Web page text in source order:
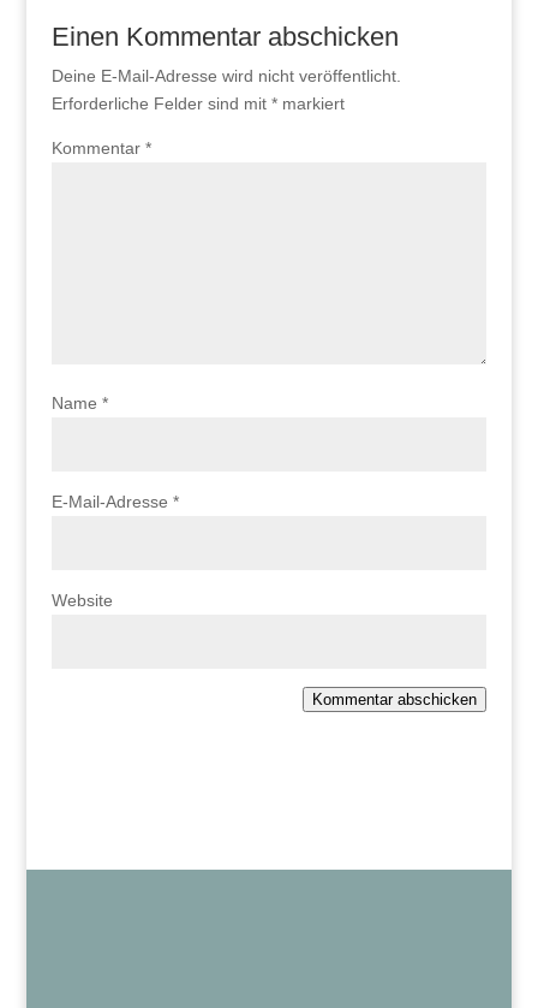
Einen Kommentar abschicken
Deine E-Mail-Adresse wird nicht veröffentlicht.
Erforderliche Felder sind mit *markiert
Kommentar *
Name *
E-Mail-Adresse *
Website
Kommentar abschicken